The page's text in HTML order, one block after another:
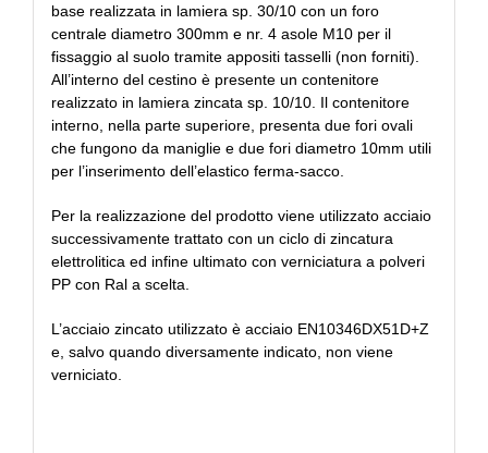
base realizzata in lamiera sp. 30/10 con un foro
centrale diametro 300mm e nr. 4 asole M10 per il
fissaggio al suolo tramite appositi tasselli (non forniti).
All’interno del cestino è presente un contenitore
realizzato in lamiera zincata sp. 10/10. Il contenitore
interno, nella parte superiore, presenta due fori ovali
che fungono da maniglie e due fori diametro 10mm utili
per l’inserimento dell’elastico ferma-sacco.
Per la realizzazione del prodotto viene utilizzato acciaio
successivamente trattato con un ciclo di zincatura
elettrolitica ed infine ultimato con verniciatura a polveri
PP con Ral a scelta.
L’acciaio zincato utilizzato è acciaio EN10346DX51D+Z
e, salvo quando diversamente indicato, non viene
verniciato.